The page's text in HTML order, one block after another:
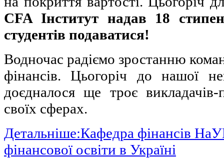
CFA Інститут надав 18
студентів подаватися!
Водночас радіємо зростанню
фінансів. Цьогоріч до нашої
доєдналося ще троє
своїх сферах.
Детальніше:Кафедра фінансів
фінансової освіти в Україні